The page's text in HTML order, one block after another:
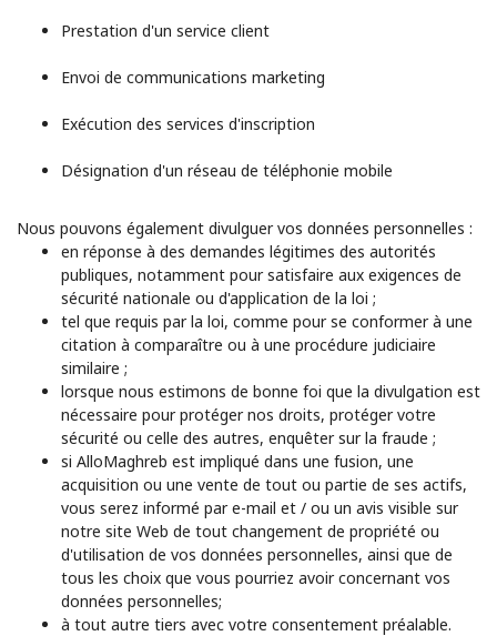
Prestation d'un service client
Envoi de communications marketing
Exécution des services d'inscription
Désignation d'un réseau de téléphonie mobile
Nous pouvons également divulguer vos données personnelles :
en réponse à des demandes légitimes des autorités
publiques, notamment pour satisfaire aux exigences de
sécurité nationale ou d'application de la loi ;
tel que requis par la loi, comme pour se conformer à une
citation à comparaître ou à une procédure judiciaire
similaire ;
lorsque nous estimons de bonne foi que la divulgation est
nécessaire pour protéger nos droits, protéger votre
sécurité ou celle des autres, enquêter sur la fraude ;
si AlloMaghreb est impliqué dans une fusion, une
acquisition ou une vente de tout ou partie de ses actifs,
vous serez informé par e-mail et / ou un avis visible sur
notre site Web de tout changement de propriété ou
d'utilisation de vos données personnelles, ainsi que de
tous les choix que vous pourriez avoir concernant vos
données personnelles;
à tout autre tiers avec votre consentement préalable.